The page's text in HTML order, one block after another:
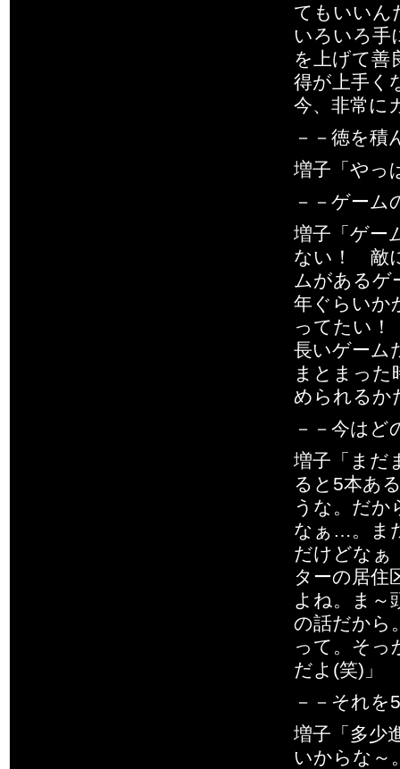
てもいいん
いろいろ手
を上げて善
得が上手く
今、非常に
－－徳を積
増子「やっ
－－ゲーム
増子「ゲー
ない！ 敵
ムがあるゲ
年ぐらいか
ってたい！
長いゲーム
まとまった
められるか
－－今は
増子「まだ
ると5本あ
うな。だか
なぁ…。ま
だけどなぁ
ターの居住
よね。ま～
の話だから
って。そっ
だよ(笑)」
－－それ
増子「多少
いからな～